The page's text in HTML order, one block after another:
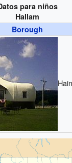
para niños
Hallam
Borough